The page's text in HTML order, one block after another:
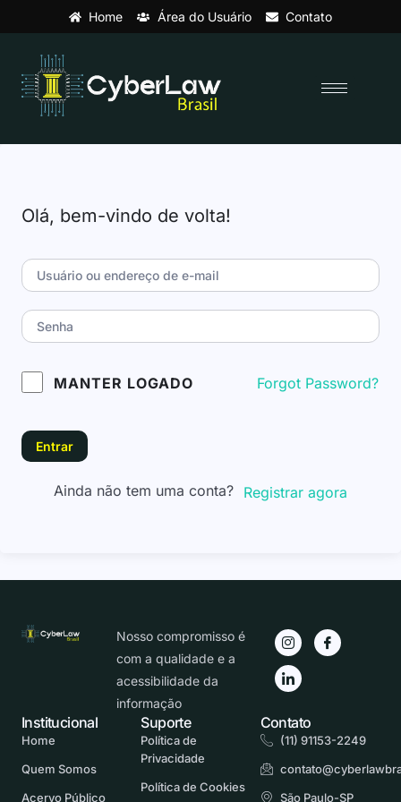
Home Área do Usuário Contato
Olá, bem-vindo de volta!
MANTER LOGADO Forgot Password?
Entrar
Ainda não tem uma conta? Registrar agora
Nosso compromisso é
com a qualidade e a
acessibilidade da
informação
Suporte
Política de
Privacidade
Política de Cookies
Contato
(11) 91153-2249
São Paulo-SP
Institucional
Home
Quem Somos
Acervo Público